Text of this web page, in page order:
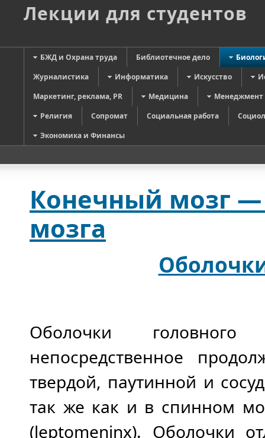
Лекции для студентов
БЖД и Охрана труда Библиотечное дело
Журналистика
Информатика Искусство
Маркетинг, реклама, PR
Медицина
Менеджмент
Религия
Сопромат Социальная работа
Экономика и Финансы
Конечный мозг —
мозга
Оболочки
непосредственное
твердой, паутинной и
так же как и в спинном
(leptomeninx). Оболочки